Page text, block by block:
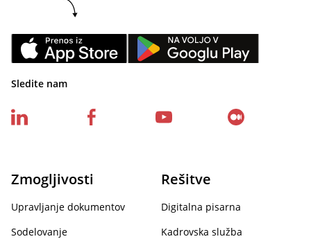
Sledite nam
Zmogljivosti
Upravljanje dokumentov
Sodelovanje
Rešitve
Digitalna pisarna
Kadrovska služba